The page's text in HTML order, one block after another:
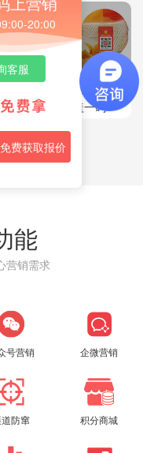
20:00
客服
免费获取报价
一盖一码
能
营销需求
号营销 企微营销
防窜 积分商城